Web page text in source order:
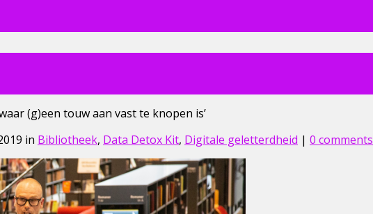
(g)een touw aan vast te knopen is’
in Bibliotheek, Data Detox Kit, Digitale geletterdheid | 0 comments